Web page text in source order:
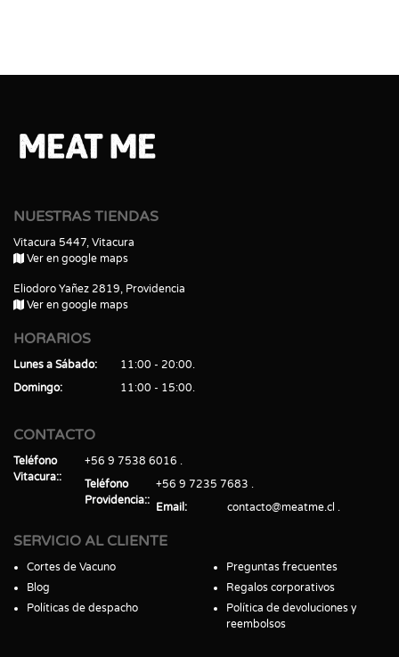
NUESTRAS TIENDAS
Vitacura 5447, Vitacura
Ver en google maps
Eliodoro Yañez 2819, Providencia
Ver en google maps
HORARIOS
Lunes a Sábado
11:00 - 20:00
Domingo
11:00 - 15:00
CONTACTO
Teléfono
Vitacura:
+56 9 7538 6016
Teléfono
Providencia:
+56 9 7235 7683
Email
contacto@meatme.cl
SERVICIO AL CLIENTE
Cortes de Vacuno
Blog
Políticas de despacho
Preguntas frecuentes
Regalos corporativos
Política de devoluciones y
reembolsos